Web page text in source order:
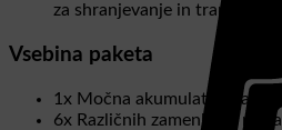
za shranjevanje in transport
Vsebina paketa
1x Močna akumulatorska
6x Različnih zamenljivih